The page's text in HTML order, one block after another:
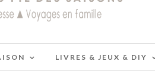
LIVRES & JEUX & DIY